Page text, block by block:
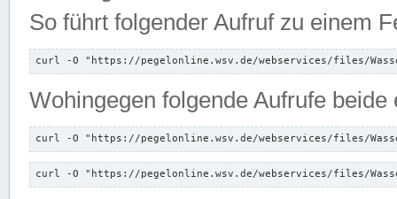
So führt folgender Aufruf zu einem
curl -O "https://pegelonline.wsv.de/webservices/files/
Wohingegen folgende Aufrufe beide
curl -O "https://pegelonline.wsv.de/webservices/files/
curl -O "https://pegelonline.wsv.de/webservices/files/